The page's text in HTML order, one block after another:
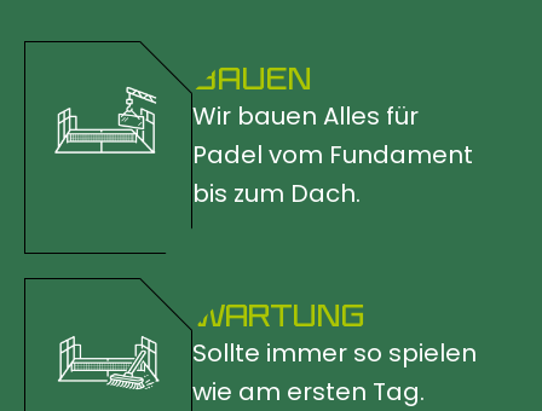
BAUEN
Wir bauen Alles für
Padel vom Fundament
bis zum Dach.
WARTUNG
Sollte immer so spielen
wie am ersten Tag.